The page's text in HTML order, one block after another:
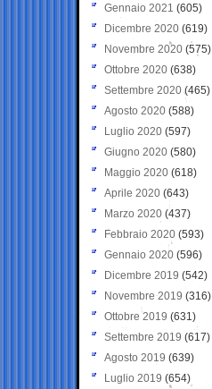
Gennaio 2021 (605)
Dicembre 2020 (619)
Novembre 2020 (575)
Ottobre 2020 (638)
Settembre 2020(465)
Agosto 2020 (588)
Luglio 2020 (597)
Giugno 2020 (580)
Maggio 2020 (618)
Aprile 2020 (643)
Marzo 2020 (437)
Febbraio 2020 (593)
Gennaio 2020 (596)
Dicembre 2019 (542)
Novembre 2019 (316)
Ottobre 2019 (631)
Settembre 2019 (617)
Agosto 2019 (639)
Luglio 2019 (654)